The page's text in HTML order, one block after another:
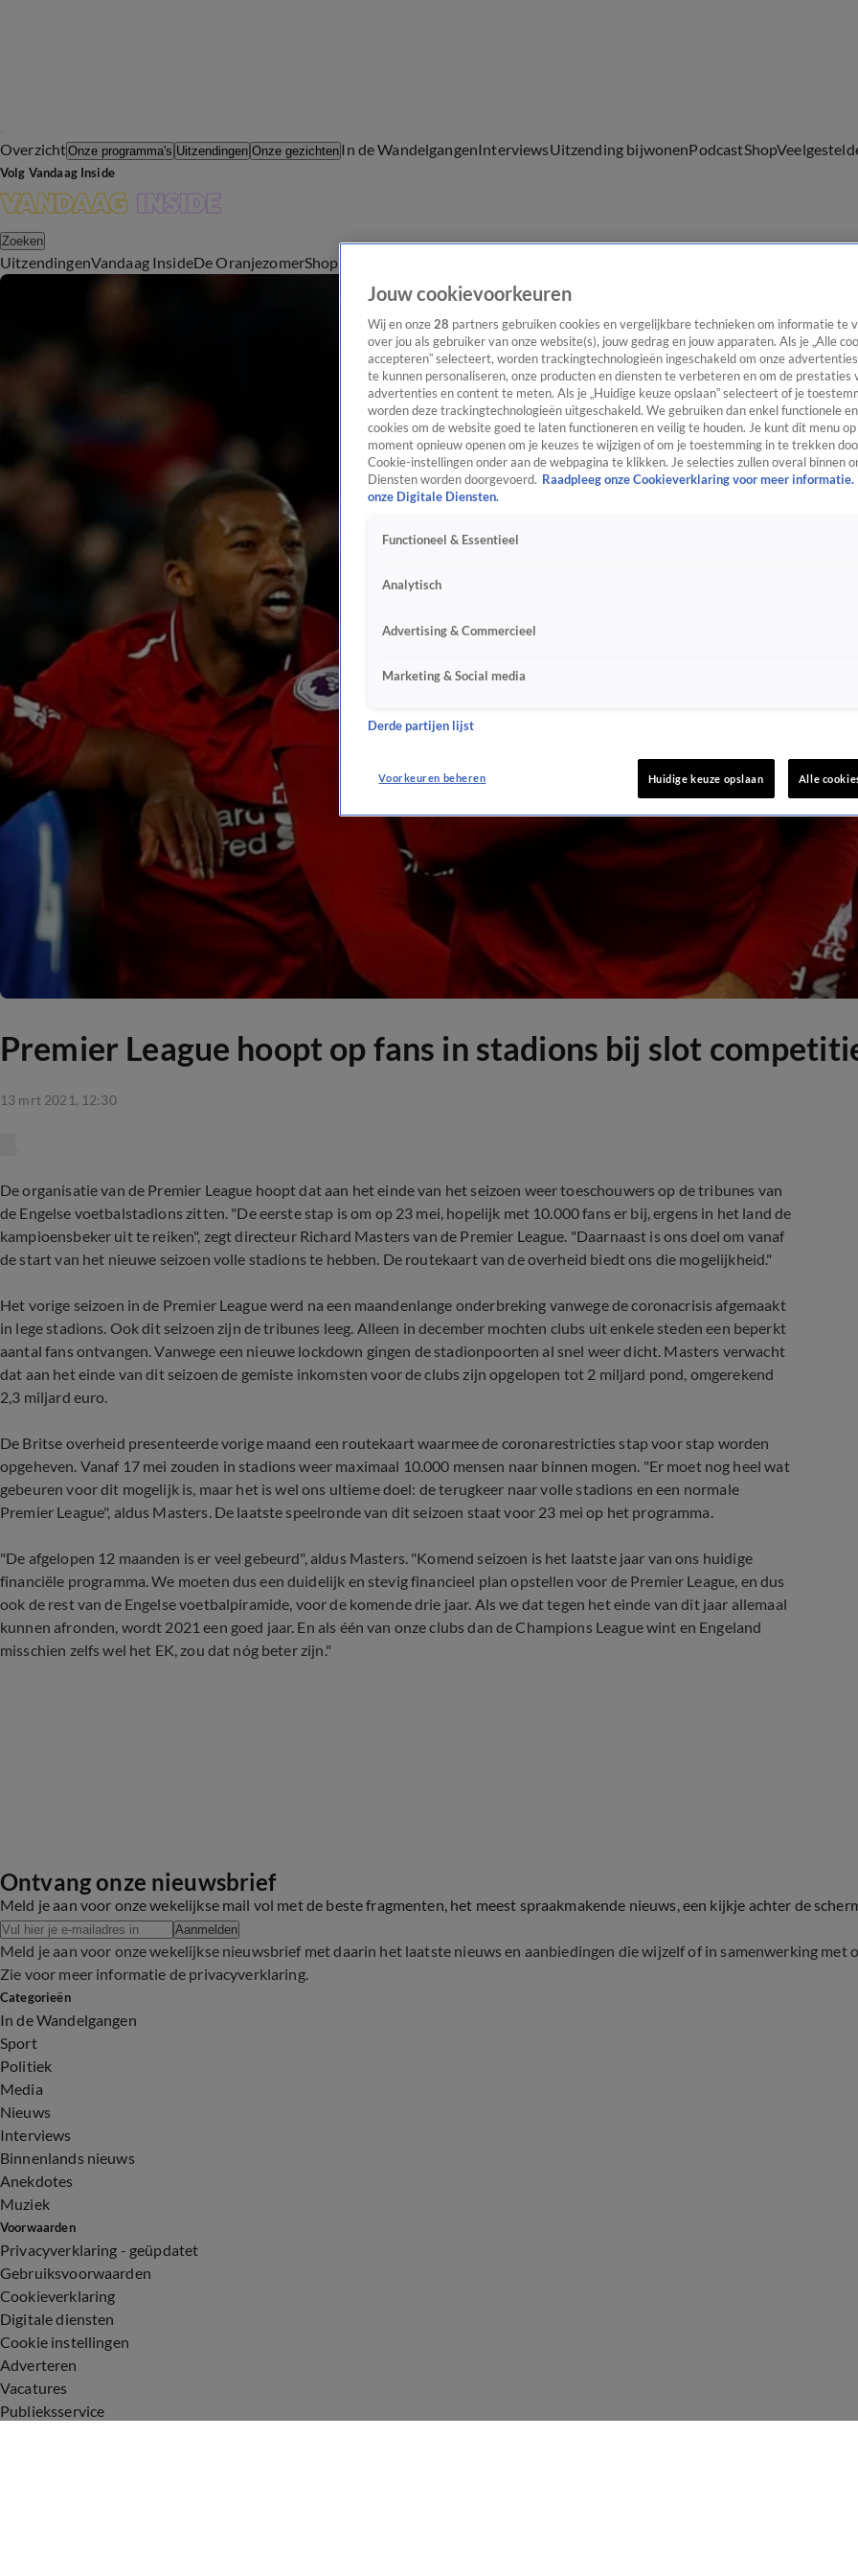
OverzichtOnze programma's Uitzendingen Onze gezichten In de WandelgangenInterviewsUitzending bijwonenPodcastShop
Volg Vandaag Inside
Zoeken
UitzendingenVandaag InsideDe OranjezomerShop
Premier League hoopt op fans in stadions bij slot
13 mrt 2021, 12:30
De organisatie van de Premier League hoopt dat aan het einde van het seizoen weer toeschouwers op de tribunes van
de Engelse voetbalstadions zitten. "De eerste stap is om op 23 mei, hopelijk met 10.000 fans er bij, ergens in het land de
kampioensbeker uit te reiken", zegt directeur Richard Masters van de Premier League. "Daarnaast is ons doel om vanaf
de start van het nieuwe seizoen volle stadions te hebben. De routekaart van de overheid biedt ons die mogelijkheid."
Het vorige seizoen in de Premier League werd na een maandenlange onderbreking vanwege de coronacrisis afgemaakt
in lege stadions. Ook dit seizoen zijn de tribunes leeg. Alleen in december mochten clubs uit enkele steden een beperkt
aantal fans ontvangen. Vanwege een nieuwe lockdown gingen de stadionpoorten al snel weer dicht. Masters verwacht
dat aan het einde van dit seizoen de gemiste inkomsten voor de clubs zijn opgelopen tot 2 miljard pond, omgerekend
2,3 miljard euro.
De Britse overheid presenteerde vorige maand een routekaart waarmee de coronarestricties stap voor stap worden
opgeheven. Vanaf 17 mei zouden in stadions weer maximaal 10.000 mensen naar binnen mogen. "Er moet nog heel wat
gebeuren voor dit mogelijk is, maar het is wel ons ultieme doel: de terugkeer naar volle stadions en een normale
Premier League", aldus Masters. De laatste speelronde van dit seizoen staat voor 23 mei op het programma.
"De afgelopen 12 maanden is er veel gebeurd", aldus Masters. "Komend seizoen is het laatste jaar van ons huidige
financiële programma. We moeten dus een duidelijk en stevig financieel plan opstellen voor de Premier League, en dus
ook de rest van de Engelse voetbalpiramide, voor de komende drie jaar. Als we dat tegen het einde van dit jaar allemaal
kunnen afronden, wordt 2021 een goed jaar. En als één van onze clubs dan de Champions League wint en Engeland
misschien zelfs wel het EK, zou dat nóg beter zijn."
Ontvang onze nieuwsbrief
Meld je aan voor onze wekelijkse mail vol met de beste fragmenten, het meest spraakmakende nieuws, een kijkje achter de
Aanmelden
Meld je aan voor onze wekelijkse nieuwsbrief met daarin het laatste nieuws en aanbiedingen die wijzelf of in samenwerking
Zie voor meer informatie de privacyverklaring.
Categorieën
In de Wandelgangen
Sport
Politiek
Media
Nieuws
Interviews
Binnenlands nieuws
Anekdotes
Muziek
Voorwaarden
Privacyverklaring - geüpdatet
Gebruiksvoorwaarden
Cookieverklaring
Digitale diensten
Cookie instellingen
Adverteren
Vacatures
Publieksservice
Jouw cookievoorkeuren
Wij en onze 28 partners gebruiken cookies en vergelijkbare technieken om informatie te
over jou als gebruiker van onze website(s), jouw gedrag en jouw apparaten. Als je „Alle
accepteren” selecteert, worden trackingtechnologieën ingeschakeld om onze
te kunnen personaliseren, onze producten en diensten te verbeteren en om de prestaties
advertenties en content te meten. Als je „Huidige keuze opslaan” selecteert of je
worden deze trackingtechnologieën uitgeschakeld. We gebruiken dan enkel functionele
cookies om de website goed te laten functioneren en veilig te houden. Je kunt dit menu
moment opnieuw openen om je keuzes te wijzigen of om je toestemming in te trekken
Cookie-instellingen onder aan de webpagina te klikken. Je selecties zullen overal binnen
Diensten worden doorgevoerd. Raadpleeg onze Cookieverklaring voor meer informatie.
onze Digitale Diensten.
Functioneel & Essentieel
Analytisch
Advertising & Commercieel
Marketing & Social media
Derde partijen lijst
Voorkeuren beheren Huidige keuze opslaan Alle